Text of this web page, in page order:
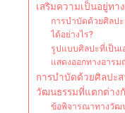
เสริมความเป็นอยู่ทา
การบำบัดด้วยศิลป
ได้อย่างไร?
รูปแบบศิลปะที่เป็น
แสดงออกทางอารม
การบำบัดด้วยศิลปะ
วัฒนธรรมที่แตกต่าง
ข้อพิจารณาทางวัฒ